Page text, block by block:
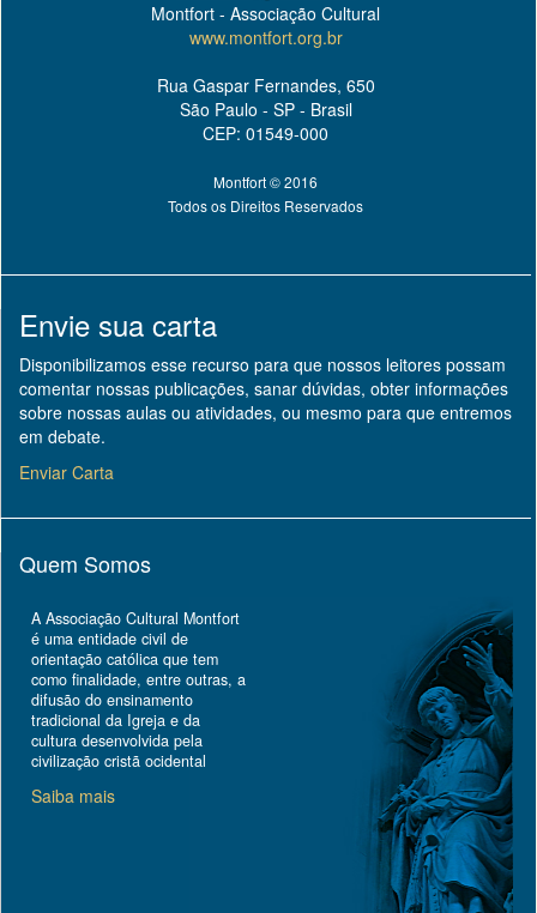
Montfort - Associação Cultural
www.montfort.org.br
Rua Gaspar Fernandes, 650
São Paulo - SP - Brasil
CEP: 01549-000
Montfort © 2016
Todos os Direitos Reservados
Envie sua carta
Disponibilizamos esse recurso para que nossos leitores possam
comentar nossas publicações, sanar dúvidas, obter informações
sobre nossas aulas ou atividades, ou mesmo para que entremos
em debate.
Enviar Carta
Quem Somos
A Associação Cultural Montfort
é uma entidade civil de
orientação católica que tem
como finalidade, entre outras, a
difusão do ensinamento
tradicional da Igreja e da
cultura desenvolvida pela
civilização cristã ocidental
Saiba mais